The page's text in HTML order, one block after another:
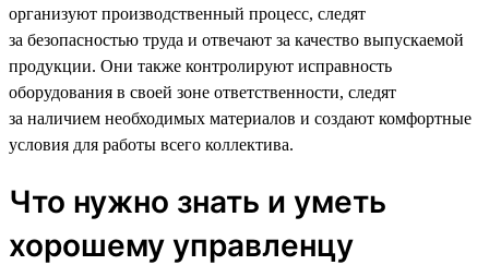
организуют производственный процесс, следят
за безопасностью труда и отвечают за качество выпускаемой
продукции. Они также контролируют исправность
оборудования в своей зоне ответственности, следят
за наличием необходимых материалов и создают комфортные
условия для работы всего коллектива.
Что нужно знать и уметь
хорошему управленцу